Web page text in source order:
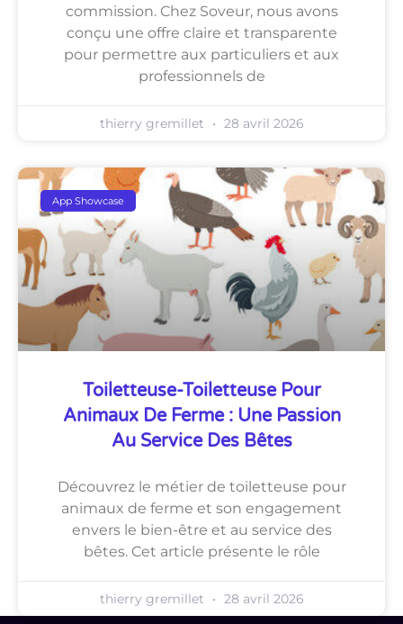
commission. Chez Soveur, nous avons
conçu une offre claire et transparente
pour permettre aux particuliers et aux
professionnels de
thierry gremillet 28 avril 2026
App Showcase
Toiletteuse-Toiletteuse Pour
Animaux De Ferme : Une Passion
Au Service Des Bêtes
Découvrez le métier de toiletteuse pour
animaux de ferme et son engagement
envers le bien-être et au service des
bêtes. Cet article présente le rôle
thierry gremillet 28 avril 2026